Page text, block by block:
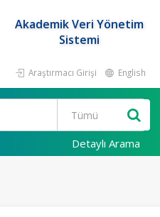
Akademik Veri Yönetim
Sistemi
Araştırmacı Girişi English
Detaylı Arama